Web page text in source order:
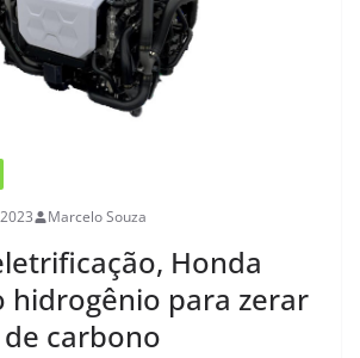
Marcelo Souza
Honda
hidrogênio para zerar
carbono